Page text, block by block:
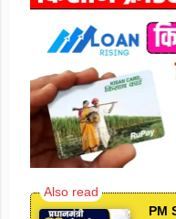
PM